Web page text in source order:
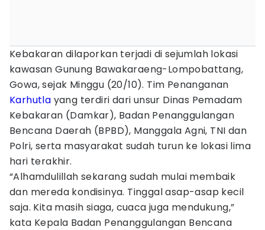
Kebakaran dilaporkan terjadi di sejumlah lokasi
kawasan Gunung Bawakaraeng-Lompobattang,
Gowa, sejak Minggu (20/10). Tim Penanganan
Karhutla yang terdiri dari unsur Dinas Pemadam
Kebakaran (Damkar), Badan Penanggulangan
Bencana Daerah (BPBD), Manggala Agni, TNI dan
Polri, serta masyarakat sudah turun ke lokasi lima
hari terakhir.
“Alhamdulillah sekarang sudah mulai membaik
dan mereda kondisinya. Tinggal asap-asap kecil
saja. Kita masih siaga, cuaca juga mendukung,”
kata Kepala Badan Penanggulangan Bencana